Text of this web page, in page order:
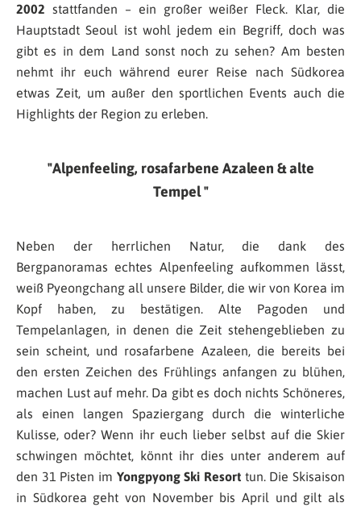
2002 stattfanden – ein großer weißer Fleck. Klar, die
Hauptstadt Seoul ist wohl jedem ein Begriff, doch was
gibt es in dem Land sonst noch zu sehen? Am besten
nehmt ihr euch während eurer Reise nach Südkorea
etwas Zeit, um außer den sportlichen Events auch die
Highlights der Region zu erleben.
Alpenfeeling, rosafarbene Azaleen & alte
Tempel
Neben der herrlichen Natur, die dank des
Bergpanoramas echtes Alpenfeeling aufkommen lässt,
weiß Pyeongchang all unsere Bilder, die wir von Korea im
Kopf haben, zu bestätigen. Alte Pagoden und
Tempelanlagen, in denen die Zeit stehengeblieben zu
sein scheint, und rosafarbene Azaleen, die bereits bei
den ersten Zeichen des Frühlings anfangen zu blühen,
machen Lust auf mehr. Da gibt es doch nichts Schöneres,
als einen langen Spaziergang durch die winterliche
Kulisse, oder? Wenn ihr euch lieber selbst auf die Skier
schwingen möchtet, könnt ihr dies unter anderem auf
den 31 Pisten im Yongpyong Ski Resort tun. Die Skisaison
in Südkorea geht von November bis April und gilt als